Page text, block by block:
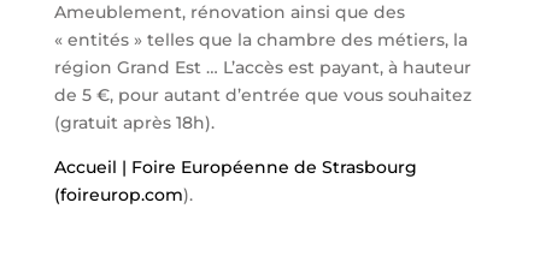
Ameublement, rénovation ainsi que des
« entités » telles que la chambre des métiers, la
région Grand Est … L’accès est payant, à hauteur
de 5 €, pour autant d’entrée que vous souhaitez
(gratuit après 18h).
Accueil | Foire Européenne de Strasbourg
(foireurop.com).